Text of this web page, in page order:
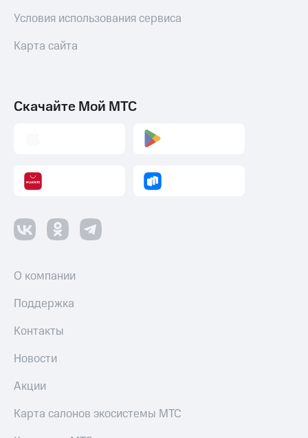
Условия использования сервиса
Карта сайта
Скачайте Мой МТС
О компании
Поддержка
Контакты
Новости
Акции
Карта салонов экосистемы МТС